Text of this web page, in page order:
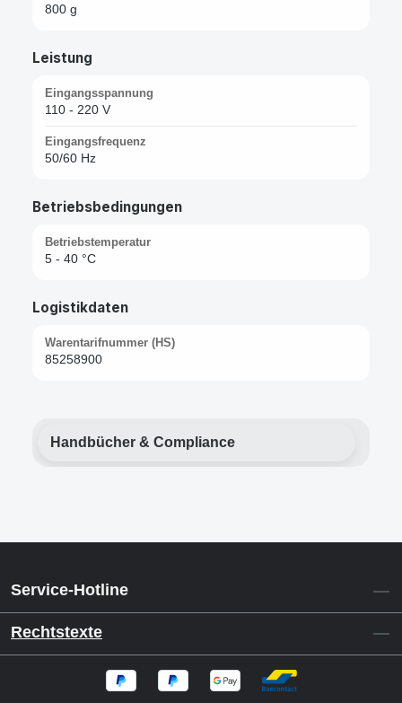
800 g
Leistung
Eingangsspannung
110 - 220 V
Eingangsfrequenz
50/60 Hz
Betriebsbedingungen
Betriebstemperatur
5 - 40 °C
Logistikdaten
Warentarifnummer (HS)
85258900
Handbücher & Compliance
Service-Hotline
Rechtstexte